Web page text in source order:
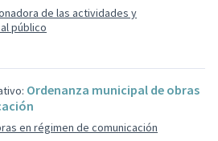
de las actividades y
público
Ordenanza municipal de obras
en régimen de comunicación